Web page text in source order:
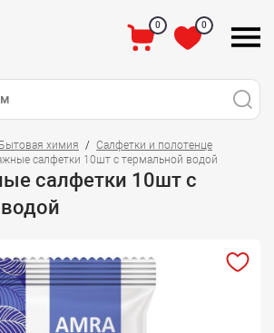
0 0
Бытовая химия
Салфетки и полотенце
салфетки 10шт с термальной водой
салфетки 10шт с